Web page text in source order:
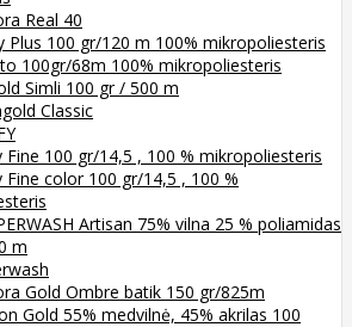
Real 40
Plus 100 gr/120 m 100% mikropoliesteris
100gr/68m 100% mikropoliesteris
Simli 100 gr / 500 m
Classic
Fine 100 gr/14,5 , 100 % mikropoliesteris
Fine color 100 gr/14,5 , 100 %
Artisan 75% vilna 25 % poliamidas
m
Gold Ombre batik 150 gr/825m
Gold 55% medvilnė, 45% akrilas 100